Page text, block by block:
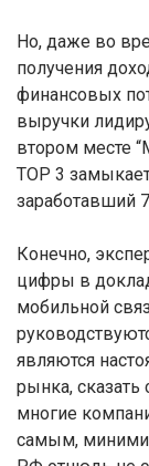
Но, даже во
получения
финансовых
выручки
втором месте
TOP 3
заработавший
Конечно,
цифры в
мобильной
являются
рынка, сказать
многие
самым,